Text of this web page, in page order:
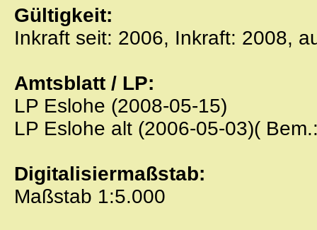
Gültigkeit:
Inkraft seit: 2006, Inkraft: 2008,
Amtsblatt / LP:
LP Eslohe (2008-05-15)
LP Eslohe alt (2006-05-03)(
Digitalisiermaßstab:
Maßstab 1:5.000